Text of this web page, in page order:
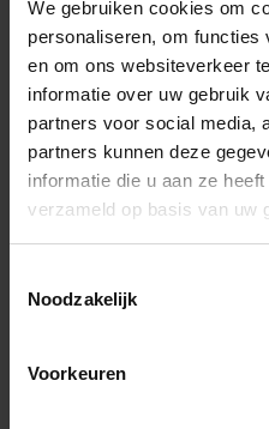
We gebruiken cookies om
personaliseren, om functies
en om ons websiteverkeer
informatie over uw gebruik
partners voor social media,
partners kunnen deze
informatie die u aan ze
verzameld op basis van uw
Noodzakelijk
Voorkeuren
Gemiddeld verbruik
Max trekgewicht
C02 uitstoot
Motorrijtuigen belasting
Energielabel
Vermogen
Acceleratie (0-100km)